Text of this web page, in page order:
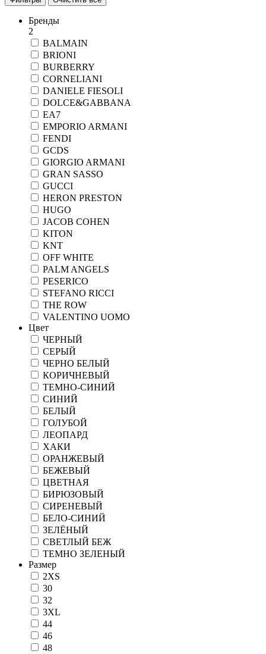
Бренды
2
BALMAIN
BRIONI
BURBERRY
CORNELIANI
DANIELE FIESOLI
DOLCE&GABBANA
EA7
EMPORIO ARMANI
FENDI
GCDS
GIORGIO ARMANI
GRAN SASSO
GUCCI
HERON PRESTON
HUGO
JACOB COHEN
KITON
KNT
OFF WHITE
PALM ANGELS
PESERICO
STEFANO RICCI
THE ROW
VALENTINO UOMO
Цвет
ЧЕРНЫЙ
СЕРЫЙ
ЧЕРНО БЕЛЫЙ
КОРИЧНЕВЫЙ
ТЕМНО-СИНИЙ
СИНИЙ
БЕЛЫЙ
ГОЛУБОЙ
ЛЕОПАРД
ХАКИ
ОРАНЖЕВЫЙ
БЕЖЕВЫЙ
ЦВЕТНАЯ
БИРЮЗОВЫЙ
СИРЕНЕВЫЙ
БЕЛО-СИНИЙ
ЗЕЛЁНЫЙ
СВЕТЛЫЙ БЕЖ
ТЕМНО ЗЕЛЕНЫЙ
Размер
2XS
30
32
3XL
44
46
48